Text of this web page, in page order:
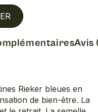
Avis
Rieker bleues en
de bien-être. La